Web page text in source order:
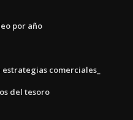
por año
comerciales_
del tesoro